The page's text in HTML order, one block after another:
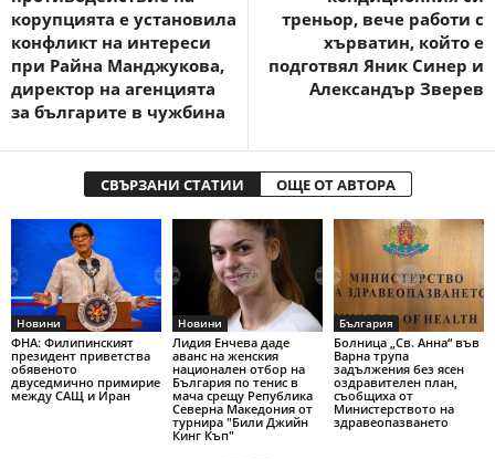
корупцията е установила
конфликт на интереси
при Райна Манджукова,
директор на агенцията
за българите в чужбина
треньор, вече работи с
хърватин, който е
подготвял Яник Синер и
Александър Зверев
СВЪРЗАНИ СТАТИИ ОЩЕ ОТ АВТОРА
Новини
ФНА: Филипинският
президент приветства
обявеното
двуседмично примирие
между САЩ и Иран
Новини
Лидия Енчева даде
аванс на женския
национален отбор на
България по тенис в
мача срещу Република
Северна Македония от
турнира "Били Джийн
Кинг Къп"
България
Болница „Св. Анна“ във
Варна трупа
задължения без ясен
оздравителен план,
съобщиха от
Министерството на
здравеопазването